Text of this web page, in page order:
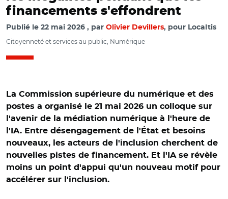
financements s'effondrent
Publié le 22 mai 2026 par Olivier Devillers, pour Localtis
Citoyenneté et services au public, Numérique
La Commission supérieure du numérique et des
postes a organisé le 21 mai 2026 un colloque sur
l'avenir de la médiation numérique à l'heure de
l'IA. Entre désengagement de l'État et besoins
nouveaux, les acteurs de l'inclusion cherchent de
nouvelles pistes de financement. Et l'IA se révèle
moins un point d'appui qu'un nouveau motif pour
accélérer sur l'inclusion.